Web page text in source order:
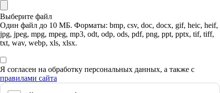
Выберите файл
Один файл до 10 МБ. Форматы: bmp, csv, doc, docx, gif, heic, heif,
jpg, jpeg, mpg, mpeg, mp3, odt, odp, ods, pdf, png, ppt, pptx, tif, tiff,
txt, wav, webp, xls, xlsx.
Я согласен на обработку персональных данных, а также с
правилами сайта